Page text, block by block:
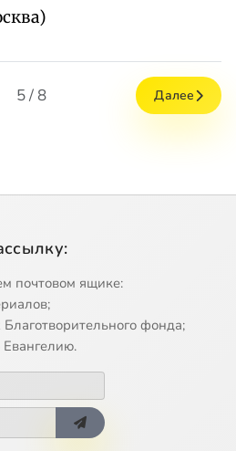
5 / 8 Далее
почтовом ящике:
фонда;